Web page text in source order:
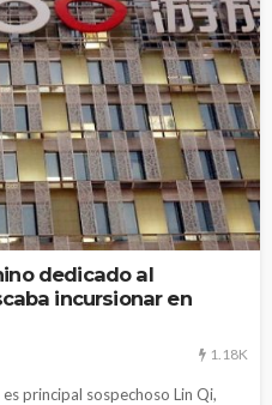
dedicado al
incursionar en
1.18K
principal sospechoso Lin Qi,